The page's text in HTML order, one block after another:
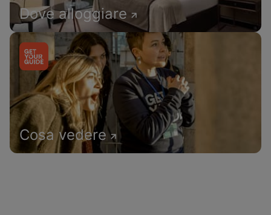
Dove alloggiare
Cosa vedere